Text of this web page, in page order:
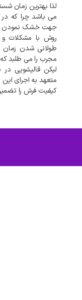
لذا بهترین زمان
می باشد چرا که
جهت خشک نمودن و
روش با مشکلات
طولانی شدن
مجرب را می طلبد
لیکن قالیشویی
متعهد به اجرای
کیفیت فرش را